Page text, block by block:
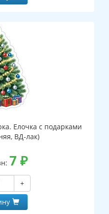
Елочка с подарками
ВД-лак)
7 ₽
+